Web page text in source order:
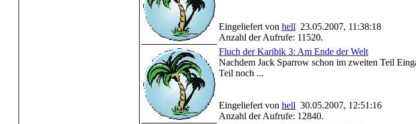
Eingeliefert von hell 23.05.2007, 11:38:18
Anzahl der Aufrufe: 11520.
Fluch der Karibik 3: Am Ende der Welt
Nachdem Jack Sparrow schon im zweiten Teil
Teil noch ...
Eingeliefert von hell 30.05.2007, 12:51:16
Anzahl der Aufrufe: 12840.